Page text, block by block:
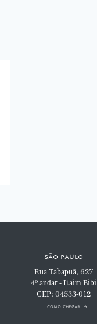
são paulo
Rua Tabapuã, 627
4º andar - Itaim Bibi
CEP: 04533-012
como chegar